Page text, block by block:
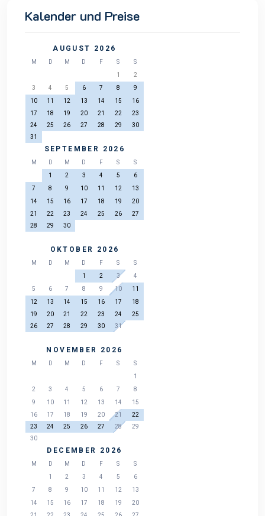
Kalender und Preise
AUGUST 2026
M D M D F S
S
1
2
3
4 5 6 7 8
9
10
11 12 13 14 15
16
17
18 19 20 21 22
23
24
25 26 27 28 29
30
31
SEPTEMBER 2026
M D M D F S
S
1
2 3 4 5
6
7
8 9 10 11 12
13
14
15 16 17 18 19
20
21
22 23 24 25 26
27
28
29 30
OKTOBER 2026
M D M D F S
S
1
2 3
4
5
6 7 8 9 10
11
12
13 14 15 16 17
18
19
20 21 22 23 24
25
26
27 28 29 30 31
NOVEMBER 2026
M D M D F S
S
1
2
3 4 5 6 7
8
9
10 11 12 13 14
15
16
17 18 19 20 21
22
23
24 25 26 27 28
29
30
DECEMBER 2026
M D M D F S
S
1
2 3 4 5
6
7
8 9 10 11 12
13
14
15 16 17 18 19
20